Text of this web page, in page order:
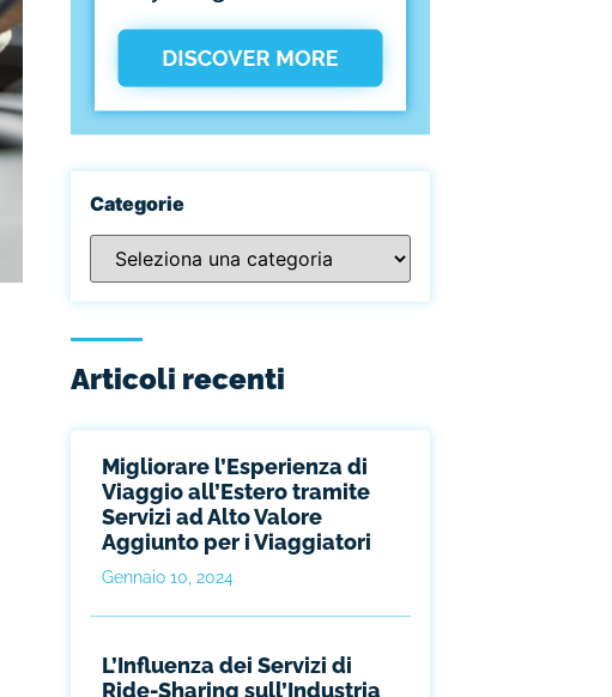
Categorie
Articoli recenti
Migliorare l’Esperienza di
Viaggio all’Estero tramite
Servizi ad Alto Valore
Aggiunto per i Viaggiatori
Gennaio 10, 2024
L’Influenza dei Servizi di
Ride-Sharing sull’Industria